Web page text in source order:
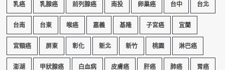
乳癌 乳腺癌 前列腺癌 南投 卵巢癌 台中 台北
台南 台東 喉癌 嘉義 基隆 子宮癌 宜蘭
宮頸癌 屏東 彰化 新北 新竹 桃園 淋巴癌
澎湖 甲狀腺癌 白血病 皮膚癌 肝癌 肺癌 胃癌